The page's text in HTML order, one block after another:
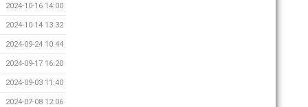
2024-10-16 14:00
2024-10-14 13:32
2024-09-24 10:44
2024-09-17 16:20
2024-09-03 11:40
2024-07-08 12:06